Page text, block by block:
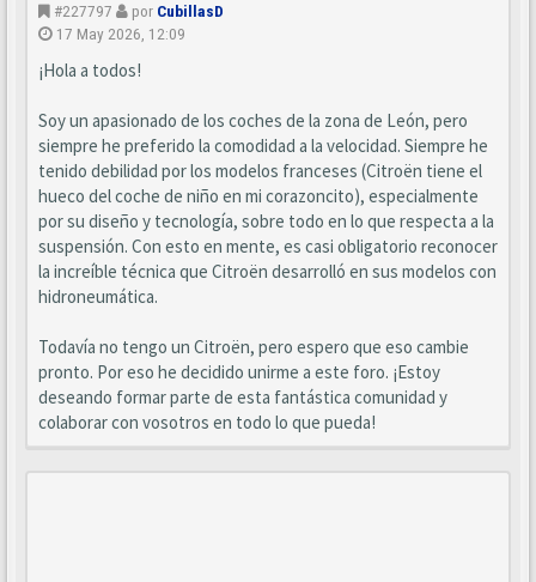
#227797 por CubillasD
17 May 2026, 12:09
¡Hola a todos!
Soy un apasionado de los coches de la zona de León, pero
siempre he preferido la comodidad a la velocidad. Siempre he
tenido debilidad por los modelos franceses (Citroën tiene el
hueco del coche de niño en mi corazoncito), especialmente
por su diseño y tecnología, sobre todo en lo que respecta a la
suspensión. Con esto en mente, es casi obligatorio reconocer
la increíble técnica que Citroën desarrolló en sus modelos con
hidroneumática.
Todavía no tengo un Citroën, pero espero que eso cambie
pronto. Por eso he decidido unirme a este foro. ¡Estoy
deseando formar parte de esta fantástica comunidad y
colaborar con vosotros en todo lo que pueda!